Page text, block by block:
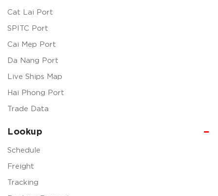
Cat Lai Port
SPITC Port
Cai Mep Port
Da Nang Port
Live Ships Map
Hai Phong Port
Trade Data
Lookup
Schedule
Freight
Tracking